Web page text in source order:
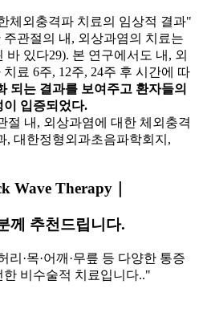
체외충격파 치료의 임상적 결과"
관절의 내, 외상과염의 치료는
바 있다29). 본 연구에서도 내, 외
료 6주, 12주, 24주 후 시간에 따
되는 결과를 보여주고 환자들의
이 입증되었다.
절 내, 외상과염에 대한 체외충격
, 대한정형외과초음파학회지,
Wave Therapy｜
께 추천드립니다.
·목·어깨·무릎 등 다양한 통증
비수술적 치료입니다.."